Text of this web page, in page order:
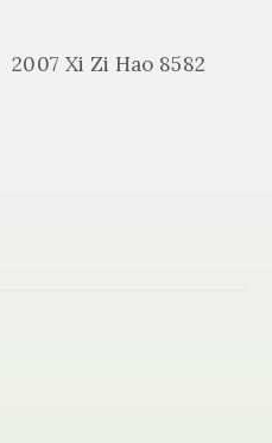
2007 Xi Zi Hao 8582